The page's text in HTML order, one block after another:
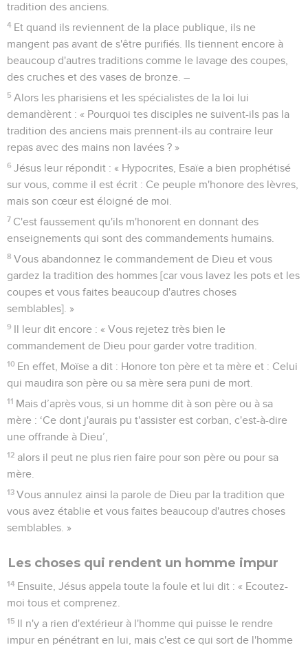
tradition des anciens.
4 Et quand ils reviennent de la place publique, ils ne
mangent pas avant de s'être purifiés. Ils tiennent encore à
beaucoup d'autres traditions comme le lavage des coupes,
des cruches et des vases de bronze. –
5 Alors les pharisiens et les spécialistes de la loi lui
demandèrent : « Pourquoi tes disciples ne suivent-ils pas la
tradition des anciens mais prennent-ils au contraire leur
repas avec des mains non lavées ? »
6 Jésus leur répondit : « Hypocrites, Esaïe a bien prophétisé
sur vous, comme il est écrit : Ce peuple m'honore des lèvres,
mais son cœur est éloigné de moi.
7 C'est faussement qu'ils m'honorent en donnant des
enseignements qui sont des commandements humains.
8 Vous abandonnez le commandement de Dieu et vous
gardez la tradition des hommes [car vous lavez les pots et les
coupes et vous faites beaucoup d'autres choses
semblables]. »
9 Il leur dit encore : « Vous rejetez très bien le
commandement de Dieu pour garder votre tradition.
10 En effet, Moïse a dit : Honore ton père et ta mère et : Celui
qui maudira son père ou sa mère sera puni de mort.
11 Mais d’après vous, si un homme dit à son père ou à sa
mère : ‘Ce dont j'aurais pu t'assister est corban, c'est-à-dire
une offrande à Dieu’,
12 alors il peut ne plus rien faire pour son père ou pour sa
mère.
13 Vous annulez ainsi la parole de Dieu par la tradition que
vous avez établie et vous faites beaucoup d'autres choses
semblables. »
Les choses qui rendent un homme impur
14 Ensuite, Jésus appela toute la foule et lui dit : « Ecoutez-
moi tous et comprenez.
15 Il n'y a rien d'extérieur à l'homme qui puisse le rendre
impur en pénétrant en lui, mais c'est ce qui sort de l'homme